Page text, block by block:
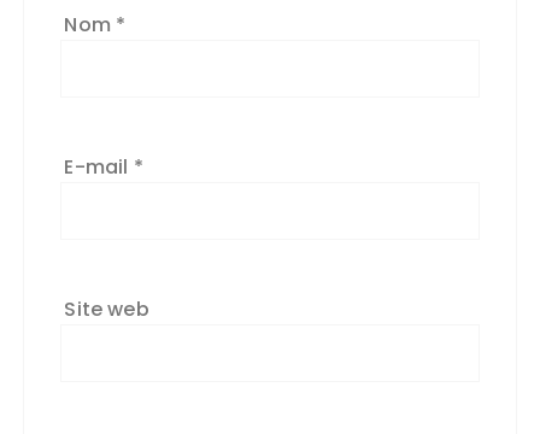
Nom *
E-mail *
Site web